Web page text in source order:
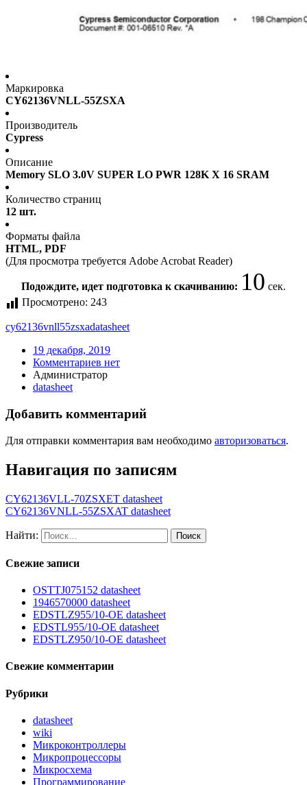
Маркировка
CY62136VNLL-55ZSXA
Производитель
Cypress
Описание
Memory SLO 3.0V SUPER LO PWR 128K X 16 SRAM
Количество страниц
12 шт.
Форматы файла
HTML, PDF
(Для просмотра требуется Adobe Acrobat Reader)
Подождите, идет подготовка к скачиванию: 10 сек.
Просмотрено: 243
cy62136vnll55zsxadatasheet
19 декабря, 2019
Комментариев нет
Администратор
datasheet
Добавить комментарий
Для отправки комментария вам необходимо авторизоваться.
Навигация по записям
CY62136VLL-70ZSXET datasheet
CY62136VNLL-55ZSXAT datasheet
Найти:
Свежие записи
OSTTJ075152 datasheet
1946570000 datasheet
EDSTLZ955/10-OE datasheet
EDSTL955/10-OE datasheet
EDSTLZ950/10-OE datasheet
Свежие комментарии
Рубрики
datasheet
wiki
Микроконтроллеры
Микропроцессоры
Микросхема
Программирование